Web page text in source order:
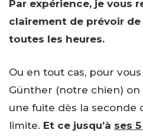
Par expérience, je vous
clairement de prévoir
toutes les heures.
Ou en tout cas, pour
Günther (notre chien) on
une fuite dès la seconde
limite. Et ce jusqu’à ses